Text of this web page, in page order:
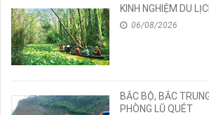
KINH NGHIỆM DU
06/08/2026
BẮC BỘ, BẮC
PHÒNG LŨ QUÉT